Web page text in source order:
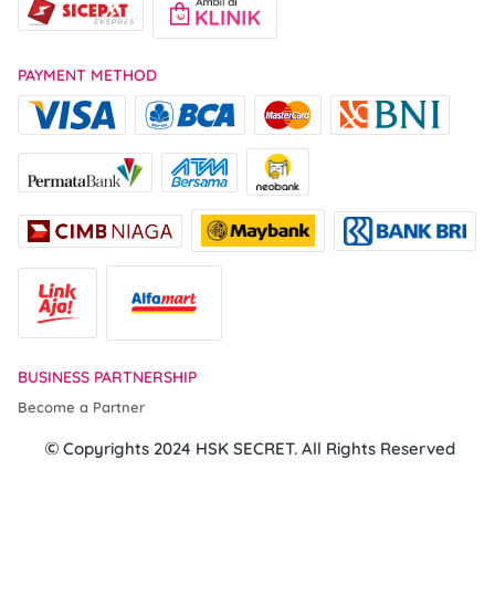
PAYMENT METHOD
BUSINESS PARTNERSHIP
Become a Partner
Copyrights 2024 HSK SECRET. All Rights Reserved